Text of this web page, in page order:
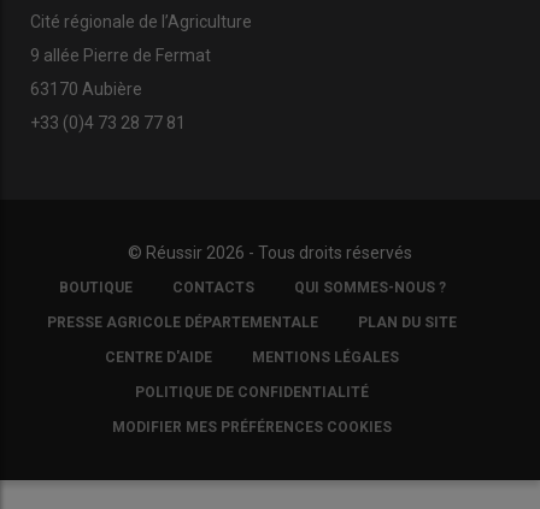
Cité régionale de l’Agriculture
9 allée Pierre de Fermat
63170 Aubière
+33 (0)4 73 28 77 81
© Réussir 2026 - Tous droits réservés
FOOTER
COPYRIGHT
BOUTIQUE CONTACTS QUI SOMMES-NOUS ?
PRESSE AGRICOLE DÉPARTEMENTALE PLAN DU SITE
CENTRE D'AIDE MENTIONS LÉGALES
POLITIQUE DE CONFIDENTIALITÉ
MODIFIER MES PRÉFÉRENCES COOKIES